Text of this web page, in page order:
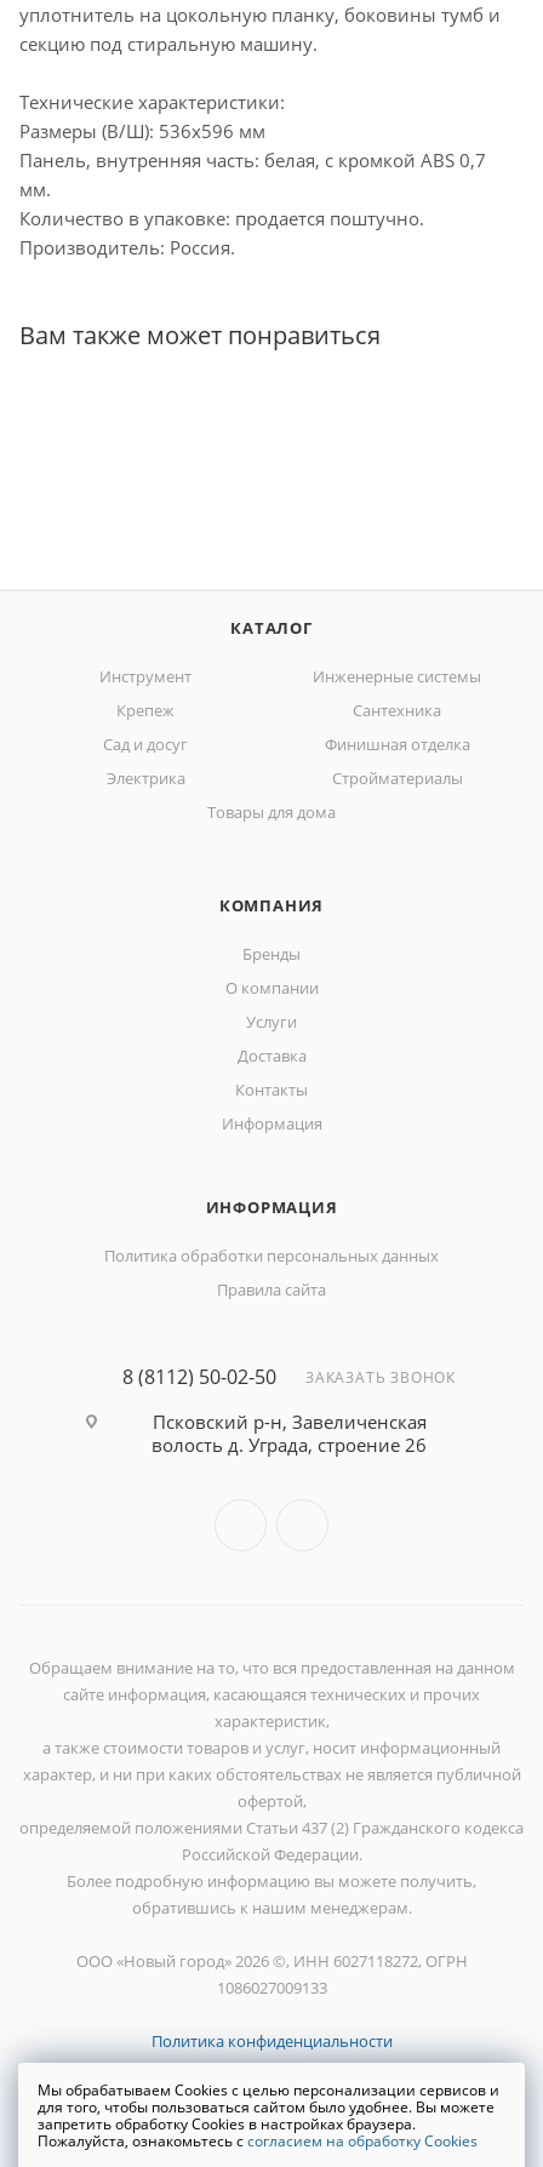
уплотнитель на цокольную планку, боковины тумб и
секцию под стиральную машину.
Технические характеристики:
Размеры (В/Ш): 536х596 мм
Панель, внутренняя часть: белая, с кромкой АВS 0,7
мм.
Количество в упаковке: продается поштучно.
Производитель: Россия.
Вам также может понравиться
КАТАЛОГ
Инструмент
Инженерные системы
Крепеж
Сантехника
Сад и досуг
Финишная отделка
Электрика
Стройматериалы
Товары для дома
КОМПАНИЯ
Бренды
О компании
Услуги
Доставка
Контакты
Информация
ИНФОРМАЦИЯ
Политика обработки персональных данных
Правила сайта
8 (8112) 50-02-50 ЗАКАЗАТЬ ЗВОНОК
Псковский р-н, Завеличенская
волость д. Уграда, строение 26
Обращаем внимание на то, что вся предоставленная на данном
сайте информация, касающаяся технических и прочих
характеристик,
а также стоимости товаров и услуг, носит информационный
характер, и ни при каких обстоятельствах не является публичной
офертой,
определяемой положениями Статьи 437 (2) Гражданского кодекса
Российской Федерации.
Более подробную информацию вы можете получить,
обратившись к нашим менеджерам.
ООО «Новый город» 2026 ©, ИНН 6027118272, ОГРН
1086027009133
Политика конфиденциальности
Создание сайта WRP
Мы обрабатываем Cookies с целью персонализации сервисов и
для того, чтобы пользоваться сайтом было удобнее. Вы можете
запретить обработку Cookies в настройках браузера.
Пожалуйста, ознакомьтесь ссогласием на обработку Cookies